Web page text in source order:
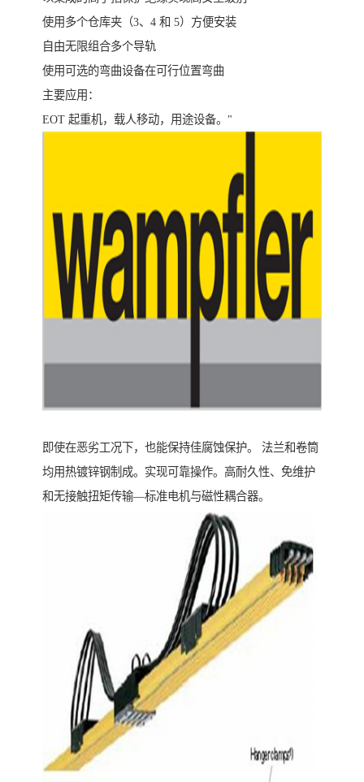
使用多个仓库夹（3、4 和 5）方便安装
自由无限组合多个导轨
使用可选的弯曲设备在可行位置弯曲
主要应用：
EOT 起重机，载人移动，用途设备。"
即使在恶劣工况下，也能保持佳腐蚀保护。 法兰和卷筒
均用热镀锌钢制成。实现可靠操作。高耐久性、免维护
和无接触扭矩传输—标准电机与磁性耦合器。